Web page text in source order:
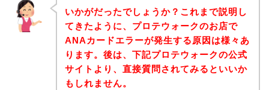
いかがだったでしょうか？これまで説明し
てきたように、プロテウォークのお店で
ANAカードエラーが発生する原因は様々あ
ります。後は、下記プロテウォークの公式
サイトより、直接質問されてみるといいか
もしれません。